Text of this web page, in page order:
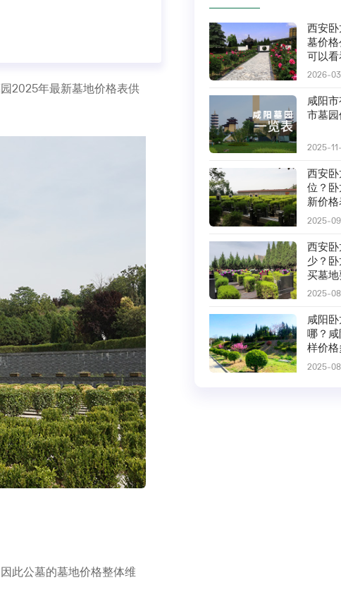
2025年最新墓地价格表供
此公墓的墓地价格整体维
西安
墓价
可以
2026-
咸阳
市墓园
2025-
西安
位？
新价
2025-
西安
少？
买墓地
2025-
咸阳
哪？
样价格
2025-